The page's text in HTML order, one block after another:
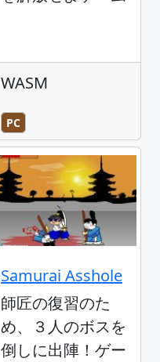
WASM
PC
Samurai Asshole
師匠の復習のた
め、３人のボスを
倒しに出陣！ゲー